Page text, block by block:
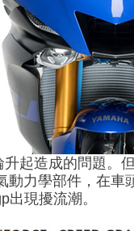
起造成的問題。
力學部件，在車
現擾流潮。